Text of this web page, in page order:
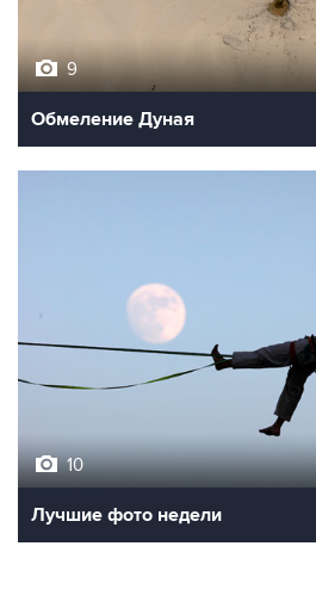
9
Обмеление Дуная
10
Лучшие фото недели